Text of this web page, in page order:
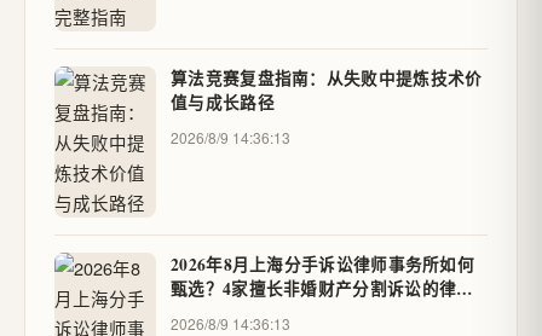
算法竞赛复盘指南：从失败中提炼技术价
值与成长路径
2026/8/9 14:36:13
2026年8月上海分手诉讼律师事务所如何
甄选？4家擅长非婚财产分割诉讼的律所
实务解析 - 品牌深度评测
2026/8/9 14:36:13